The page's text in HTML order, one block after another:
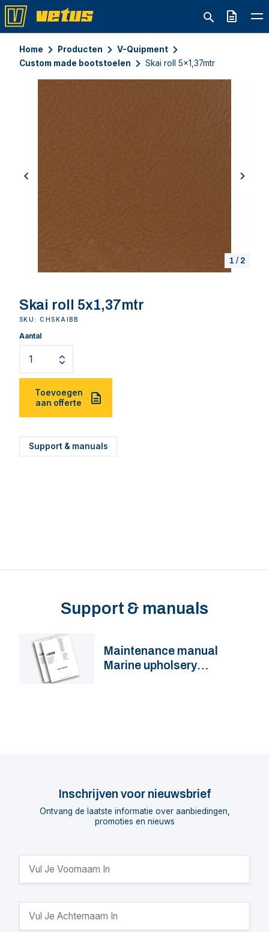
Offerte
Home Producten
V-Quipment
Custom made bootstoelen
Skai roll 5x1,37mtr
previous next
1 / 2
Skai roll 5x1,37mtr
SKU: CHSKAIBB
Aantal
Toevoegen
aan offerte
Support & manuals
Support & manuals
Maintenance manual
Marine upholsery
Inschrijven voor nieuwsbrief
Ontvang de laatste informatie over aanbiedingen,
promoties en nieuws